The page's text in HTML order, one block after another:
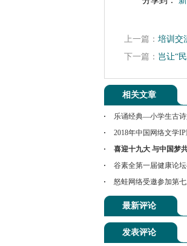
上一篇： 培训交
下一篇： 岂让“
相关文章
乐诵经典—小学生古
2018年中国网络文学
喜迎十九大 与中国梦
谷素全第一届健康论
怒蛙网络受邀参加第
最新评论
发表评论